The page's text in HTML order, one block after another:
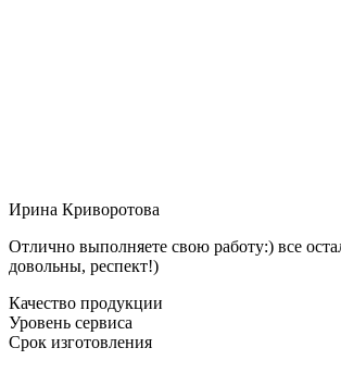
Ирина Криворотова
Отлично выполняете свою работу:) все
довольны, респект!)
Качество продукции
Уровень сервиса
Срок изготовления